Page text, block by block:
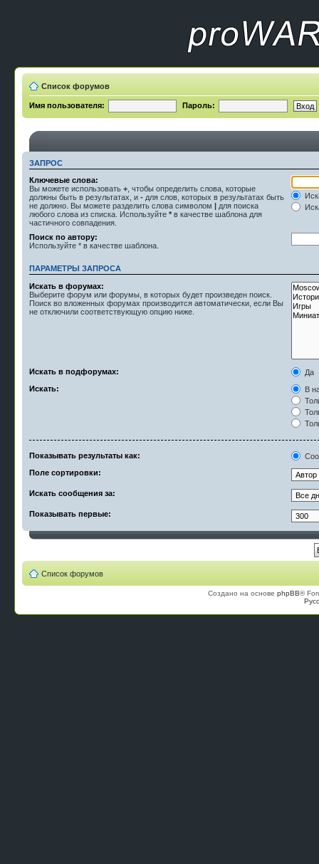
Список форумов
Имя пользователя: Пароль:
ЗАПРОС
Ключевые слова:
Вы можете использовать + , чтобы определить слова, которые
должны быть в результатах, и - для слов, которых в результатах быть
не должно. Вы можете разделить слова символом | для поиска
любого слова из списка. Используйте * в качестве шаблона для
частичного совпадения.
Поиск по автору:
Используйте * в качестве шаблона.
ПАРАМЕТРЫ ЗАПРОСА
Искать в форумах:
Выберите форум или форумы, в которых будет произведен поиск.
Поиск во вложенных форумах производится автоматически, если Вы
не отключили соответствующую опцию ниже.
Искать в подфорумах:
Да
Искать:
В
Показывать результаты как:
Поле сортировки:
Искать сообщения за:
Показывать первые:
Список форумов
Создано на основе phpBB®